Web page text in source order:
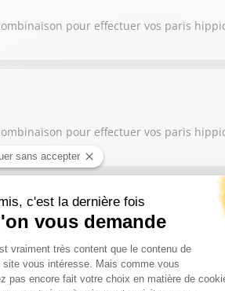
pour effectuer vos paris
pour effectuer vos paris
pour effectuer vos paris